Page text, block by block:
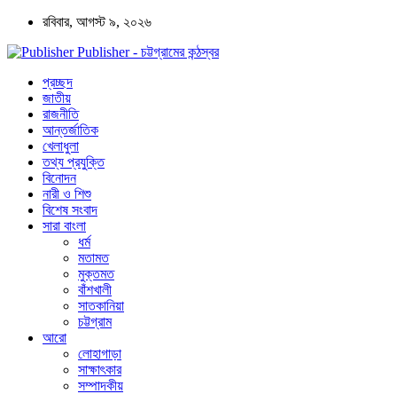
রবিবার, আগস্ট ৯, ২০২৬
Publisher - চট্টগ্রামের কন্ঠস্বর
প্রচ্ছদ
জাতীয়
রাজনীতি
আন্তর্জাতিক
খেলাধুলা
তথ্য প্রযুক্তি
বিনোদন
নারী ও শিশু
বিশেষ সংবাদ
সারা বাংলা
ধর্ম
মতামত
মুক্তমত
বাঁশখালী
সাতকানিয়া
চট্টগ্রাম
আরো
লোহাগাড়া
সাক্ষাৎকার
সম্পাদকীয়